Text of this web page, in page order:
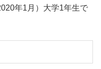
年1月）大学1年生で